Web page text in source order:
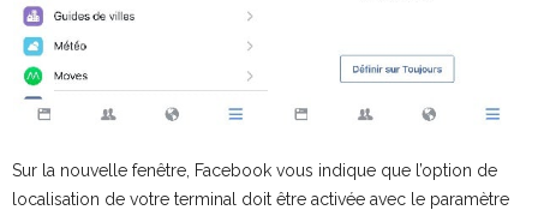
Sur la nouvelle fenêtre, Facebook vous indique que l’option de
localisation de votre terminal doit être activée avec le paramètre